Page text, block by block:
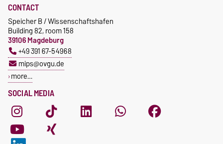
SOCIAL MEDIA
CONTACT
Speicher B / Wissenschaftshafen
Building 82, room 158
39106 Magdeburg
+49 391 67-54968
mips@ovgu.de
more…